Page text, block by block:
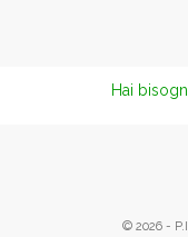
Hai
© 2026 -